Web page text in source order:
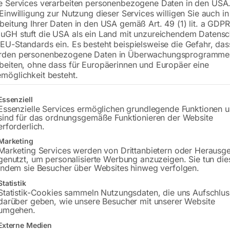
inkl. MwSt. zzgl.Versandkosten
Lieferzeit:ca. 2 - 3 Tage
Versandkosten Standard (Österreich):€
Bitte beachten Sie: Die Versandkosten
In den
Sie haben
Gerne
Anfrageformular
Services verarbeiten personenbezogene Daten in den
zur Nutzung dieser Services willigen Sie auch
Ihrer Daten in den USA gemäß Art. 49 (1) lit. a
stuft die USA als ein Land mit unzureichendem
Standards ein. Es besteht beispielsweise die Gefahr,
personenbezogene Daten in
ohne dass für Europäerinnen und Europäer eine
besteht.
eine Liste der Service-Gruppen, für die eine Einwilligung erteilt
Services ermöglichen grundlegende Funktionen
für das ordnungsgemäße Funktionieren der Website
Services werden von Drittanbietern oder
um personalisierte Werbung anzuzeigen. Sie tun
sie Besucher über Websites hinweg verfolgen.
Cookies sammeln Nutzungsdaten, die uns
geben, wie unsere Besucher mit unserer Website
Medien